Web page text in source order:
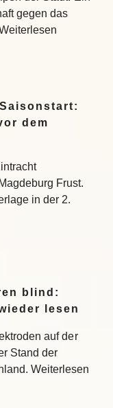
gegen das
dem
Frust.
in der 2.
blind:
lesen
auf der
Stand der
Weiterlesen